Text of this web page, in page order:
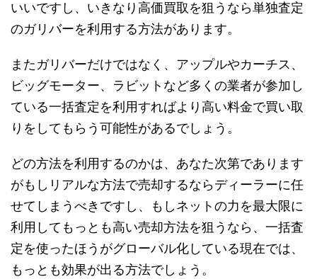
いいですし、いきなり高価買取を狙うなら単独査定
のガリバーを利用する方法があります。
またガリバーだけではなく、アップルやカーチス、
ビッグモーター、ラビットなど多くの業者が参加し
ている一括査定を利用すればより高い料金で買い取
りをしてもらう可能性があるでしょう。
どの方法を利用するのかは、あなた次第であります
がもしリアルな方法で売却するならディーラーに任
せてしまうべきですし、もしネットの力を最大限に
利用してもっとも高い売却方法を狙うなら、一括査
定を使ったほうがグローバル化している現在では、
もっとも効果が出る方法でしょう。